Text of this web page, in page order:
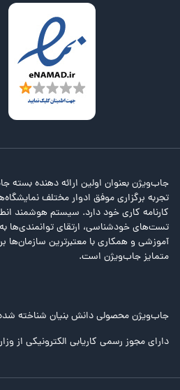
جاب‌ویژن بعنوان اولین ارائه دهنده بسته
تجربه برگزاری موفق ادوار مختلف
کارنامه کاری خود دارد. سیستم هوشمند
تست‌های خودشناسی، ارتقای توانمندی‌ها
آموزشی و همکاری با معتبرترین سازمان‌ها
متمایز جاب‌ویژن است.
جاب‌ویژن محصولی دانش بنیان شناخته
دارای مجوز رسمی کاریابی الکترونیکی از